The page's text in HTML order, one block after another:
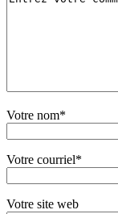
Votre nom*
Votre courriel*
Votre site web